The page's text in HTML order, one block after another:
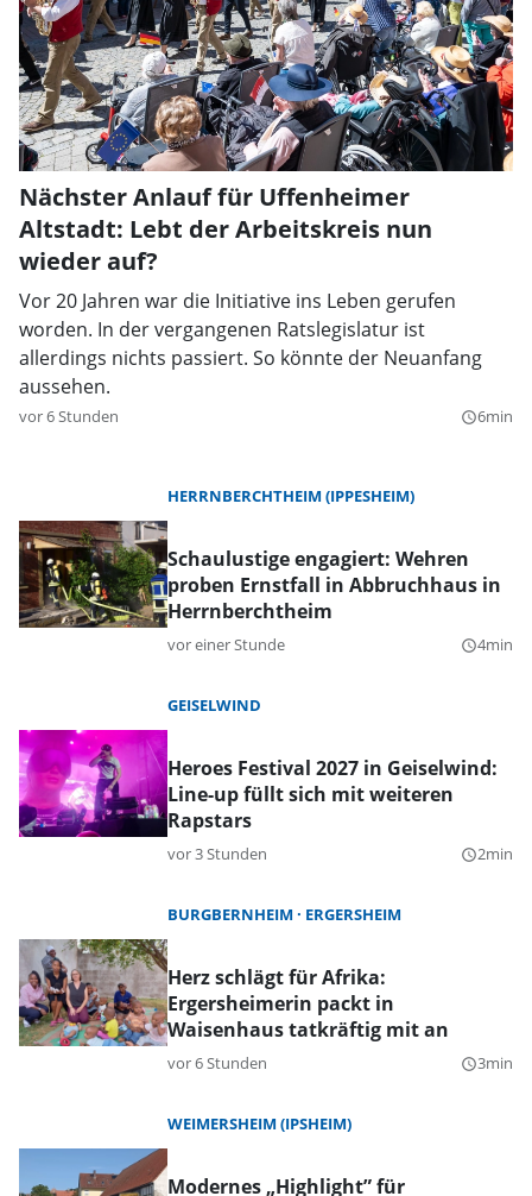
Nächster Anlauf für Uffenheimer
Altstadt: Lebt der Arbeitskreis nun
wieder auf?
Vor 20 Jahren war die Initiative ins Leben gerufen
worden. In der vergangenen Ratslegislatur ist
allerdings nichts passiert. So könnte der Neuanfang
aussehen.
vor 6 Stunden query_builder6min
HERRNBERCHTHEIM (IPPESHEIM)
Schaulustige engagiert: Wehren
proben Ernstfall in Abbruchhaus in
Herrnberchtheim
vor einer Stunde query_builder4min
GEISELWIND
Heroes Festival 2027 in Geiselwind:
Line-up füllt sich mit weiteren
Rapstars
vor 3 Stunden query_builder2min
BURGBERNHEIM ERGERSHEIM
Herz schlägt für Afrika:
Ergersheimerin packt in
Waisenhaus tatkräftig mit an
vor 6 Stunden query_builder3min
WEIMERSHEIM (IPSHEIM)
Modernes „Highlight” für